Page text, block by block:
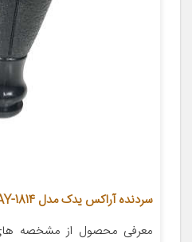
سردنده آراکس یدک مدل AY-1814 مناسب برای پژو 206
معرفی محصول از مشخصه